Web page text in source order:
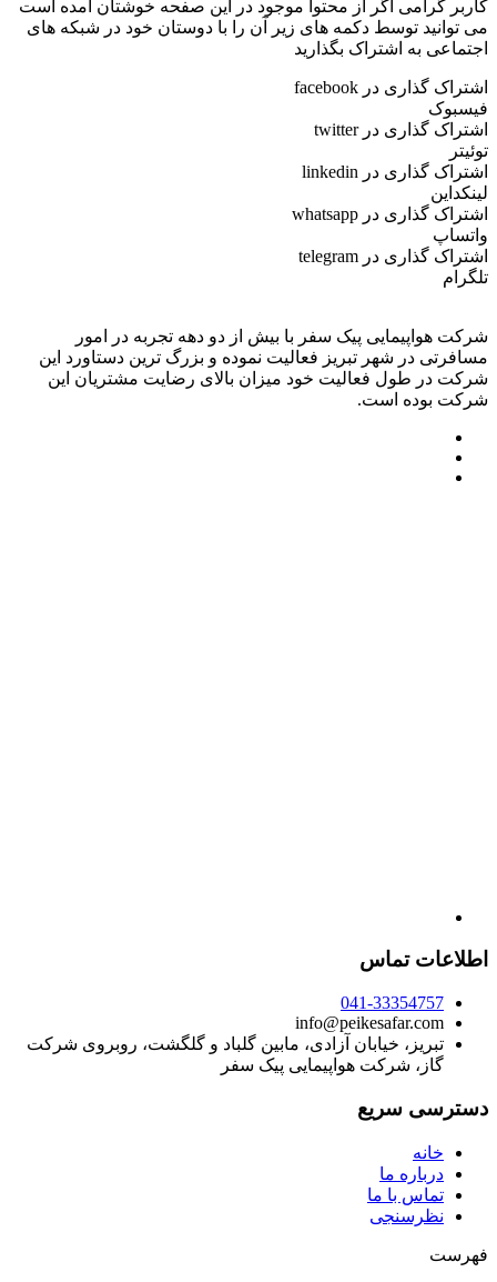
کاربر گرامی اگر از محتوا موجود در این صفحه خوشتان آمده است
می توانید توسط دکمه های زیر آن را با دوستان خود در شبکه های
اجتماعی به اشتراک بگذارید
اشتراک گذاری در facebook
فیسبوک
اشتراک گذاری در twitter
توئیتر
اشتراک گذاری در linkedin
لینکداین
اشتراک گذاری در whatsapp
واتساپ
اشتراک گذاری در telegram
تلگرام
شرکت هواپیمایی پیک سفر با بیش از دو دهه تجربه در امور
مسافرتی در شهر تبریز فعالیت نموده و بزرگ ترین دستاورد این
شرکت در طول فعالیت خود میزان بالای رضایت مشتریان این
شرکت بوده است.
اطلاعات تماس
041-33354757
info@peikesafar.com
تبریز، خیابان آزادی، مابین گلباد و گلگشت، روبروی شرکت
گاز، شرکت هواپیمایی پیک سفر
دسترسی سریع
خانه
درباره ما
تماس با ما
نظرسنجی
فهرست